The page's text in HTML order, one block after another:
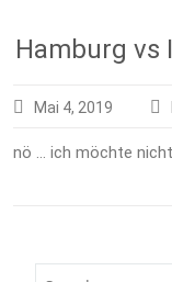
Hamburg vs
Mai 4, 2019
nö … ich möchte